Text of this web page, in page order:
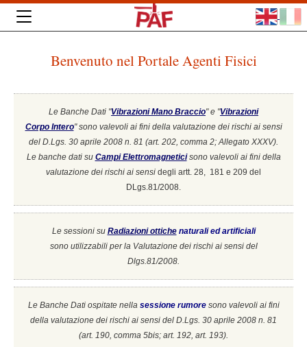
Benvenuto nel Portale Agenti Fisici
Le Banche Dati "Vibrazioni Mano Braccio" e "Vibrazioni
Corpo Intero"sono valevoli ai fini della valutazione dei rischi ai sensi
del D.Lgs. 30 aprile 2008 n. 81 (art. 202, comma 2; Allegato XXXV).
Le banche dati su Campi Elettromagneticisono valevoli ai fini della
valutazione dei rischi ai sensi degli artt. 28, 181 e 209 del
DLgs.81/2008.
Le sessioni su Radiazioni ottiche naturali ed artificiali
sono utilizzabili per la Valutazione dei rischi ai sensi del
Dlgs.81/2008.
Le Banche Dati ospitate nella sessione rumore sono valevoli ai fini
della valutazione dei rischi ai sensi del D.Lgs. 30 aprile 2008 n. 81
(art. 190, comma 5bis; art. 192, art. 193).